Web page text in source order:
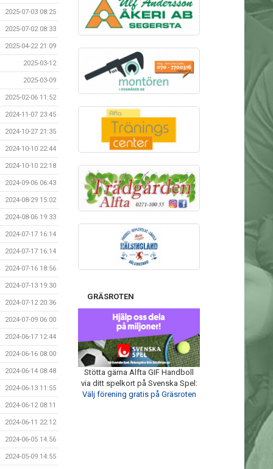
2025-07-03 08:25
2025-07-02 08:33
2025-04-22 21:09
2025-03-12
2025-03-09
2025-02-06 11:52
2024-11-07 23:45
2024-10-27 21:35
2024-10-10 22:44
2024-10-10 22:18
2024-09-06 06:43
2024-08-29 15:02
2024-08-06 19:33
2024-07-17 16:14
2024-07-17 16:14
2024-07-16 18:56
2024-07-13 19:30
2024-07-12 20:36
2024-07-09 06:00
2024-06-17 12:44
2024-06-16 08:00
2024-06-14 08:48
2024-06-13 11:55
2024-06-12 08:11
2024-06-11 22:12
2024-06-05 14:56
2024-05-09 14:55
GRÄSROTEN
Stötta gärna Alfta GIF Handboll
via ditt spelkort på Svenska Spel:
Välj förening gratis på Gräsroten